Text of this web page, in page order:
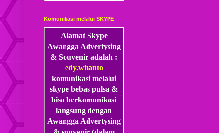
Komunikasi melalui SKYPE
Alamat Skype
Awangga Advertysing
& Souvenir adalah :
edy.witanto
komunikasi melalui
skype bebas pulsa &
bisa berkomunikasi
langsung dengan
Awangga Advertysing